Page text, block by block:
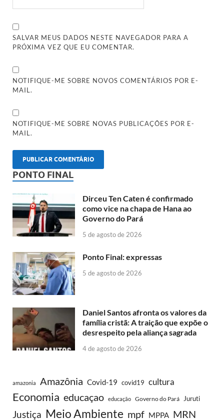
SALVAR MEUS DADOS NESTE NAVEGADOR PARA A
PRÓXIMA VEZ QUE EU COMENTAR.
NOTIFIQUE-ME SOBRE NOVOS COMENTÁRIOS POR E-
MAIL.
NOTIFIQUE-ME SOBRE NOVAS PUBLICAÇÕES POR E-
MAIL.
PONTO FINAL
Dirceu Ten Caten é confirmado
como vice na chapa de Hana ao
Governo do Pará
5 de agosto de 2026
Ponto Final: expressas
5 de agosto de 2026
Daniel Santos afronta os valores da
família cristã: A traição que expõe o
desrespeito pela aliança sagrada
4 de agosto de 2026
amazonia Amazônia Covid-19 covid19 cultura
Economia educaçao educação Governo do Pará Juruti
Justiça Meio Ambiente mpf MPPA MRN